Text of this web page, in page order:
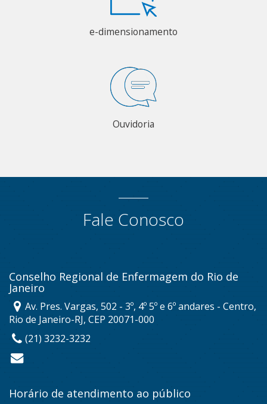
e-dimensionamento
Ouvidoria
Fale Conosco
Conselho Regional de Enfermagem do Rio de
Janeiro
Av. Pres. Vargas, 502 - 3º, 4º 5º e 6º andares - Centro,
Rio de Janeiro-RJ, CEP 20071-000
(21) 3232-3232
Horário de atendimento ao público